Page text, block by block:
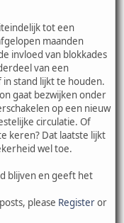
tot een
maanden
invloed van blokkades
van een
stand lijkt te houden.
gaat bezwijken onder
op een nieuw
circulatie. Of
keren? Dat laatste lijkt
wel toe.
blijven en geeft het
please Registeror